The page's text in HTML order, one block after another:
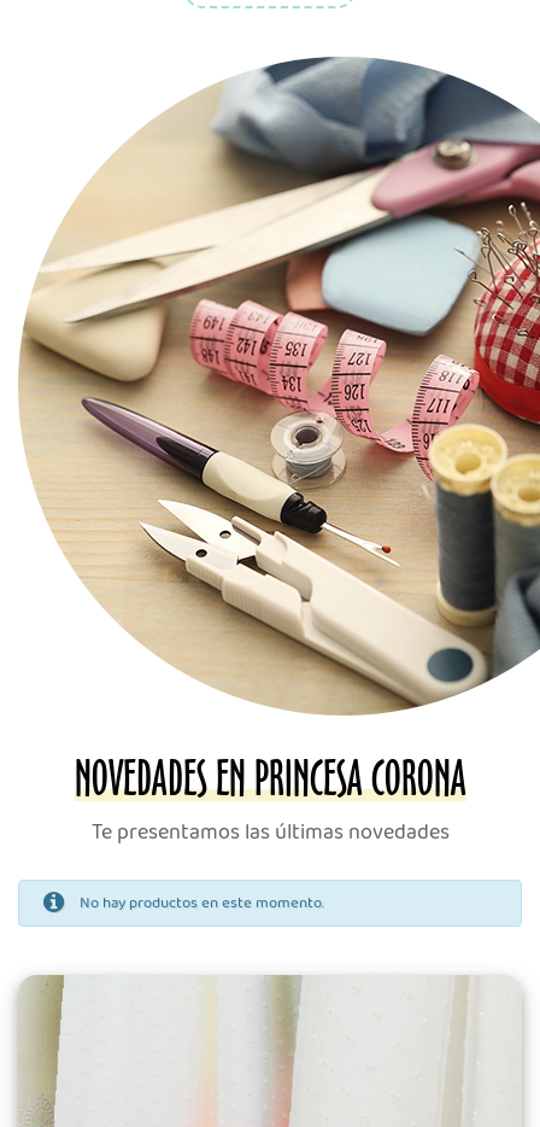
NOVEDADES EN PRINCESA CORONA
Te presentamos las últimas novedades
No hay productos en este momento.